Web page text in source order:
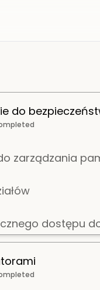
do
zarządzania
dostępu